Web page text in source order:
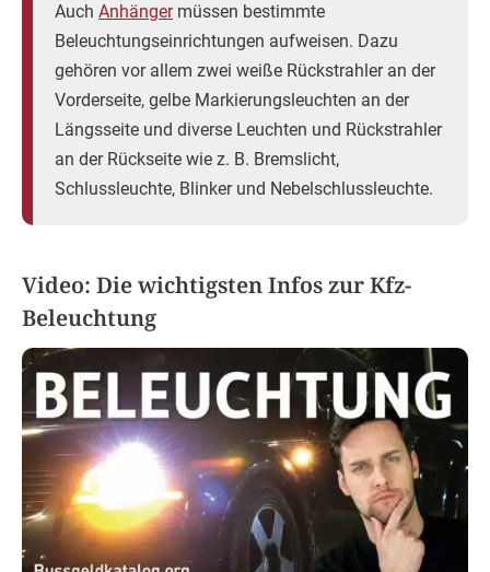
Auch Anhängermüssen bestimmte
Beleuchtungseinrichtungen aufweisen. Dazu
gehören vor allem zwei weiße Rückstrahler an der
Vorderseite, gelbe Markierungsleuchten an der
Längsseite und diverse Leuchten und Rückstrahler
an der Rückseite wie z. B. Bremslicht,
Schlussleuchte, Blinker und Nebelschlussleuchte.
Video: Die wichtigsten Infos zur Kfz-
Beleuchtung